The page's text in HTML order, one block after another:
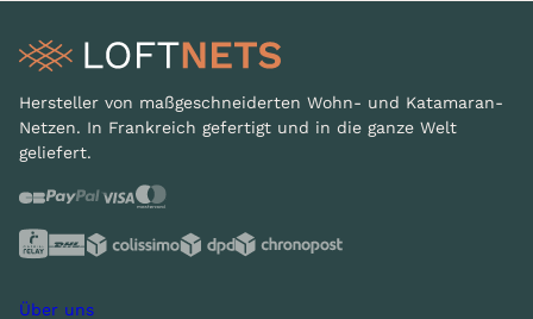
Hersteller von maßgeschneiderten Wohn- und Katamaran-
Netzen. In Frankreich gefertigt und in die ganze Welt
geliefert.
Über uns